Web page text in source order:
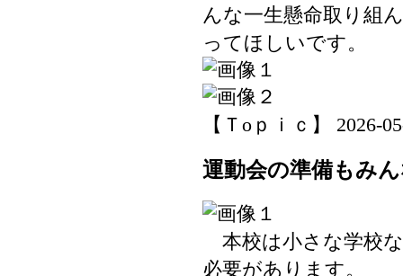
んな一生懸命取り組
ってほしいです。
【Ｔoｐｉｃ】 2026-
運動会の準備もみ
本校は小さな学校
必要があります。